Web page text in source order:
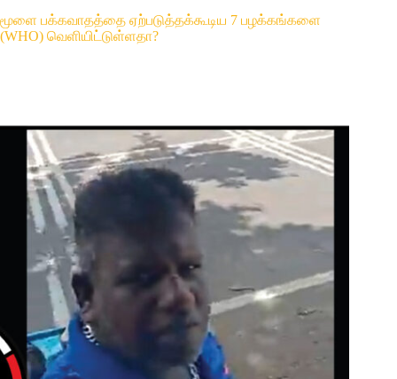
மூளை பக்கவாதத்தை ஏற்படுத்தக்கூடிய 7 பழக்கங்களை
(WHO) வெளியிட்டுள்ளதா?